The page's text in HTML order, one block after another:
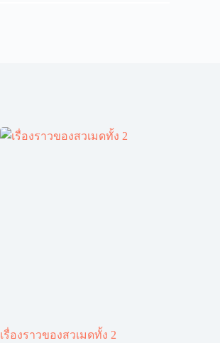
เรื่องราวของสวเมดทั้ง 2